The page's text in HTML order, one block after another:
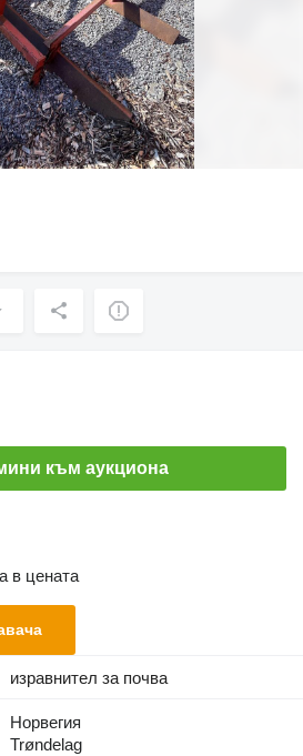
към аукциона
в цената
изравнител за почва
Норвегия
Trøndelag